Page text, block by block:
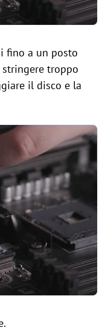
fino a un posto
troppo
il disco e la